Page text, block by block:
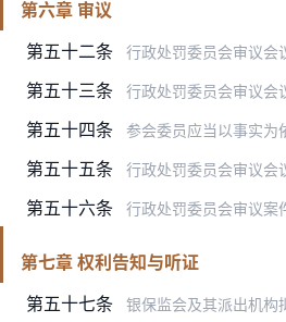
第六章 审议
第五十二条
行政处罚委员会审议会议应当以审理报告
第五十三条 行政处罚委员会审议会议由主任委员主持，每次
第五十四条 参会委员应当以事实为依据，以法律为准绳，
第五十五条 行政处罚委员会审议会议采取记名投票方式，各委员对审理意见进行投票表决
第五十六条 行政处罚委员会审议案件，可以咨询与案件无利
第七章 权利告知与听证
第五十七条
银保监会及其派出机构拟作出行政处罚决定的，应当制作行政处罚事先告知书，告